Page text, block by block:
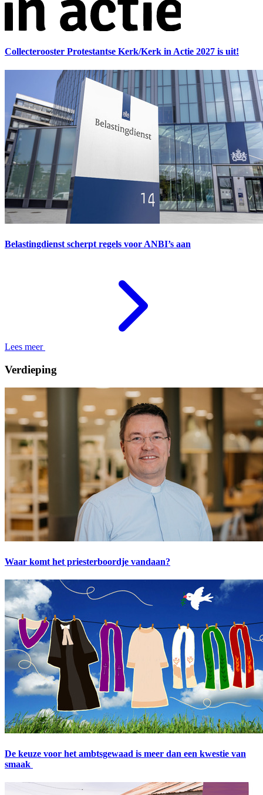
Collecterooster Protestantse Kerk/Kerk in Actie 2027 is uit!
Belastingdienst scherpt regels voor ANBI’s aan
Lees meer
Verdieping
Waar komt het priesterboordje vandaan?
De keuze voor het ambtsgewaad is meer dan een kwestie van
smaak